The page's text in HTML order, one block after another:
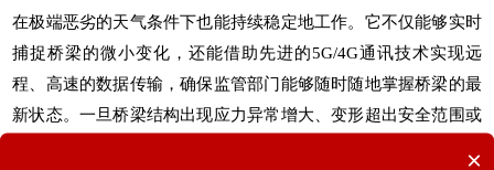
在极端恶劣的天气条件下也能持续稳定地工作。它不仅能够实时
捕捉桥梁的微小变化，还能借助先进的5G/4G通讯技术实现远
程、高速的数据传输，确保监管部门能够随时随地掌握桥梁的最
新状态。一旦桥梁结构出现应力异常增大、变形超出安全范围或
×